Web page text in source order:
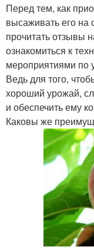
Перед тем, как
высаживать его на
прочитать отзывы
ознакомиться к
мероприятиями по
Ведь для того,
хороший урожай,
и обеспечить ему
Каковы же